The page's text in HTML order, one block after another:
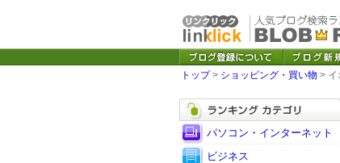
トップ> ショッピング・買い物 > イ
パソコン・インターネット
ビジネス